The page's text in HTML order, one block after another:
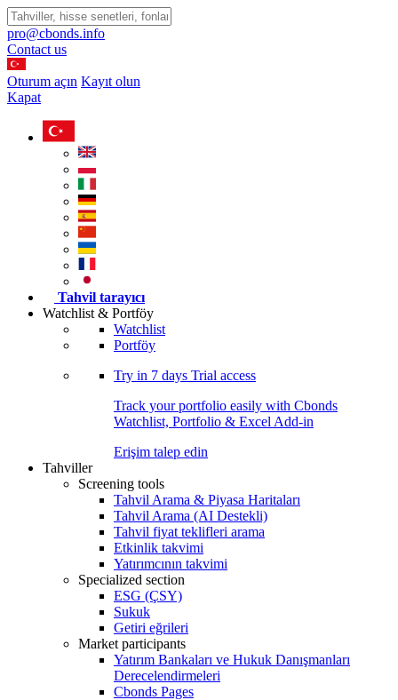
pro@cbonds.info
Contact us
Oturum açın Kayıt olun
Kapat
Tahvil tarayıcı
Watchlist & Portföy
Watchlist
Portföy
Try in 7 days Trial access
Track your portfolio easily with Cbonds
Watchlist, Portfolio & Excel Add-in
Erişim talep edin
Tahviller
Screening tools
Tahvil Arama & Piyasa Haritaları
Tahvil Arama (AI Destekli)
Tahvil fiyat teklifleri arama
Etkinlik takvimi
Yatırımcının takvimi
Specialized section
ESG (ÇSY)
Sukuk
Getiri eğrileri
Market participants
Yatırım Bankaları ve Hukuk Danışmanları
Derecelendirmeleri
Cbonds Pages